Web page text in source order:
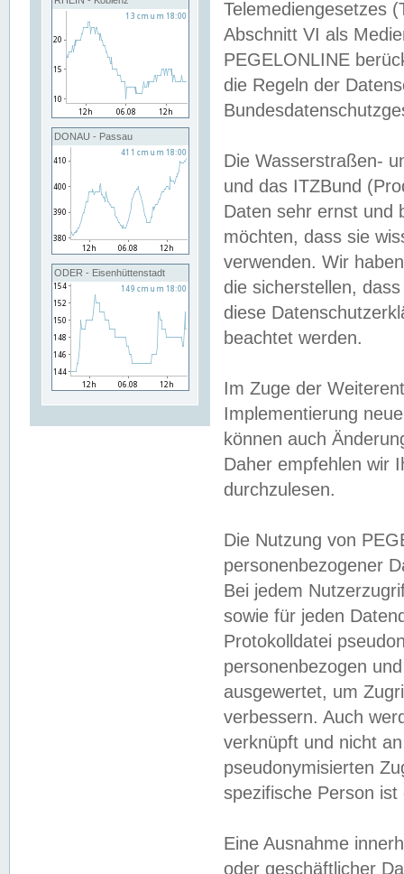
DONAU - Passau
ODER - Eisenhüttenstadt
Telemediengesetzes
Abschnitt VI als
PEGELONLINE
die Regeln der
Die Wasserstraßen-
und das ITZBund
Daten sehr ernst und
möchten, dass sie
verwenden. Wir
die sicherstellen,
diese
beachtet werden.
Im Zuge der
Implementierung
können auch
Daher empfehlen wir
durchzulesen.
Die Nutzung von
personenbezogener
Bei jedem
sowie für jeden
Protokolldatei
personenbezogen
ausgewertet, um
verbessern. Auch
verknüpft und nicht
pseudonymisierten
spezifische Person
Eine Ausnahme
oder geschäftlicher